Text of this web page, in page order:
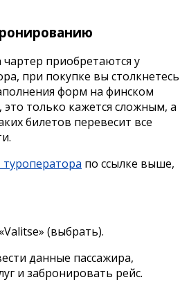
приобретаются у
при покупке вы столкнетесь
форм на финском
это только кажется сложным, а
билетов перевесит все
туроператора по ссылке выше,
(выбрать).
данные пассажира,
и забронировать рейс.